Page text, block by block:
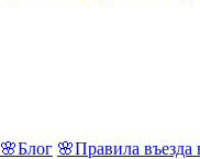
🌸Блог 🌸Правила въезда